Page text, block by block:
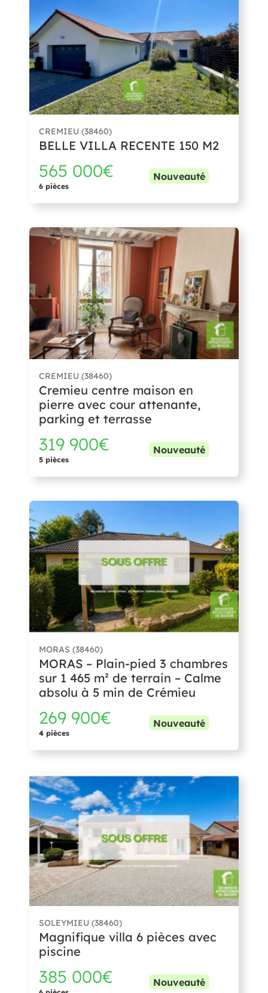
CREMIEU (38460)
BELLE VILLA RECENTE 150 M2
565 000€
6 pièces
Nouveauté
CREMIEU (38460)
Cremieu centre maison en
pierre avec cour attenante,
parking et terrasse
319 900€
5 pièces
Nouveauté
MORAS (38460)
MORAS – Plain-pied 3 chambres
sur 1 465 m² de terrain – Calme
absolu à 5 min de Crémieu
269 900€
4 pièces
Nouveauté
SOLEYMIEU (38460)
Magnifique villa 6 pièces avec
piscine
385 000€ Nouveauté